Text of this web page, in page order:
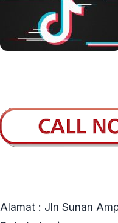
Alamat : Jln Sunan